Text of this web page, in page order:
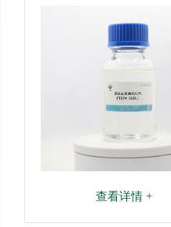
查看详情 +